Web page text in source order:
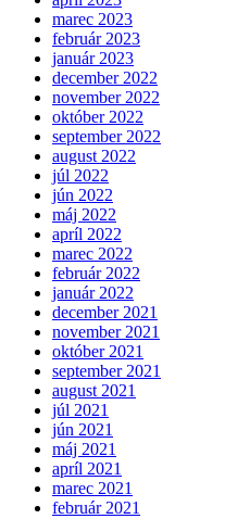
marec 2023
február 2023
január 2023
december 2022
november 2022
október 2022
september 2022
august 2022
júl 2022
jún 2022
máj 2022
apríl 2022
marec 2022
február 2022
január 2022
december 2021
november 2021
október 2021
september 2021
august 2021
júl 2021
jún 2021
máj 2021
apríl 2021
marec 2021
február 2021